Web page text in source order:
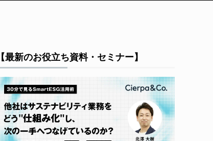
【最新のお役立ち資料・セミナー】